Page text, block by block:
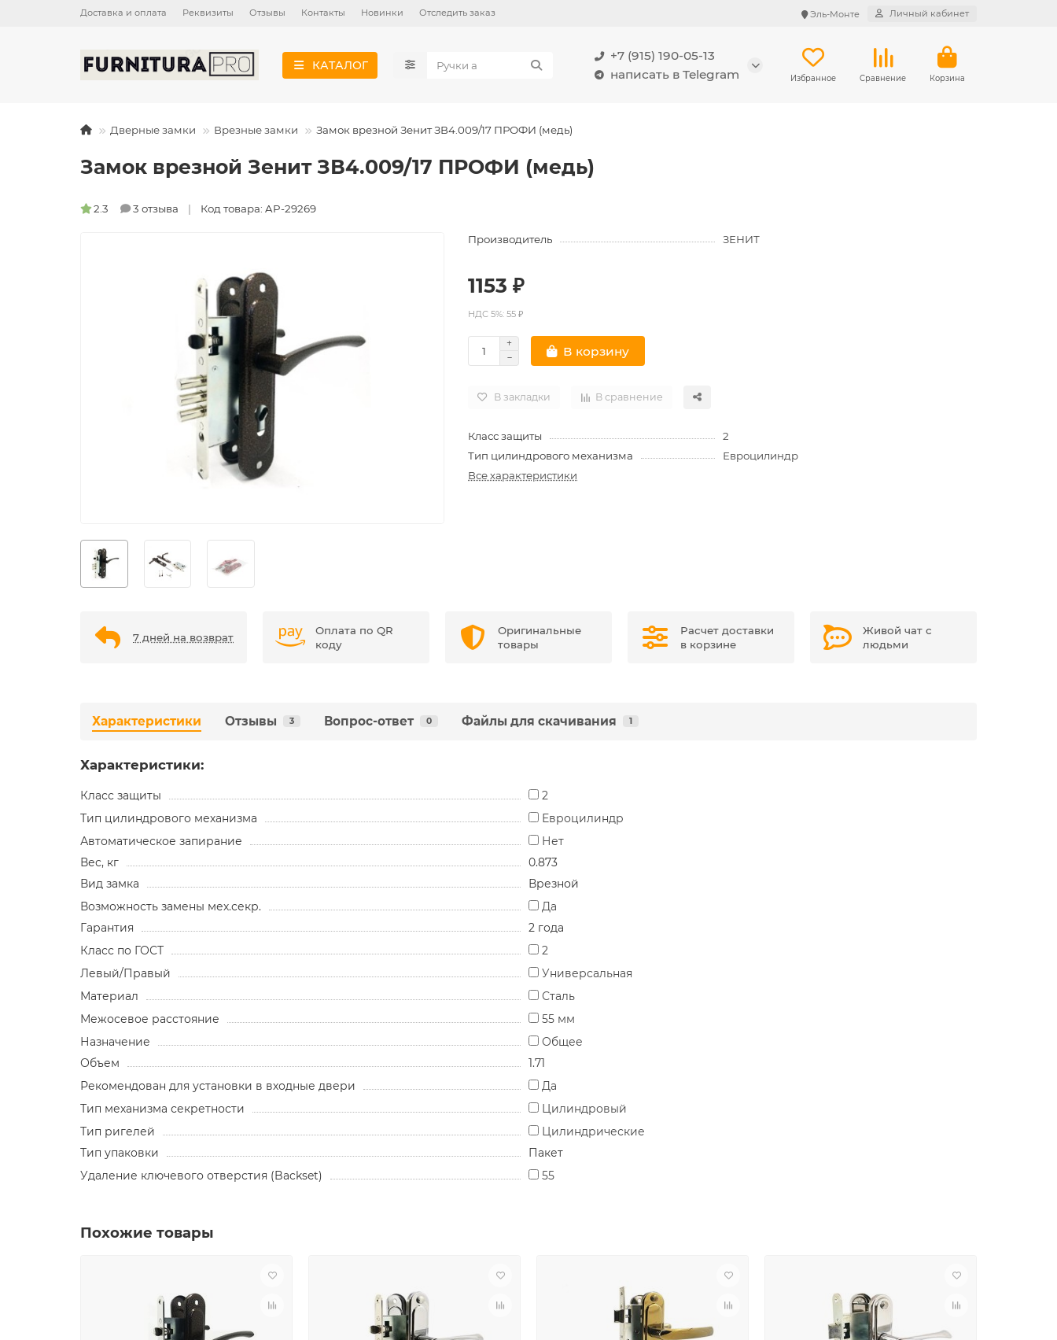
Доставка и оплата Реквизиты Отзывы Контакты Новинки Отследить заказ Эль-Монте Личный кабинет
КАТАЛОГ
+7 (915) 190-05-13
написать в Telegram
Избранное Сравнение Корзина
Дверные замки Врезные замки Замок врезной Зенит ЗВ4.009/17 ПРОФИ (медь)
Замок врезной Зенит ЗВ4.009/17 ПРОФИ (медь)
2.3 3 отзыва Код товара: AP-29269
Производитель ЗЕНИТ
1153 ₽
НДС 5%: 55 ₽
В корзину
В закладки В сравнение
Класс защиты
2
Тип цилиндрового механизма
Евроцилиндр
Все характеристики
7 дней на возврат
Оплата по QR
коду
Оригинальные
товары
Расчет доставки
в корзине
Живой чат с
людьми
Характеристики Отзывы 3 Вопрос-ответ 0 Файлы для скачивания 1
Характеристики:
Класс защиты
2
Тип цилиндрового механизма
Евроцилиндр
Автоматическое запирание
Нет
Вес, кг
0.873
Вид замка
Врезной
Возможность замены мех.секр.
Да
Гарантия
2 года
Класс по ГОСТ
2
Левый/Правый
Универсальная
Материал
Сталь
Межосевое расстояние
55 мм
Назначение
Общее
Объем
1.71
Рекомендован для установки в входные двери
Да
Тип механизма секретности
Цилиндровый
Тип ригелей
Цилиндрические
Тип упаковки
Пакет
Удаление ключевого отверстия (Backset)
55
Похожие товары